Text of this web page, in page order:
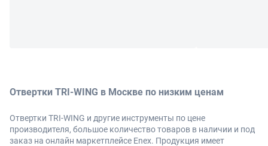
Отвертки TRI-WING в Москве по низким ценам
Отвертки TRI-WING и другие инструменты по цене
производителя, большое количество товаров в наличии и под
заказ на онлайн маркетплейсе Enex. Продукция имеет